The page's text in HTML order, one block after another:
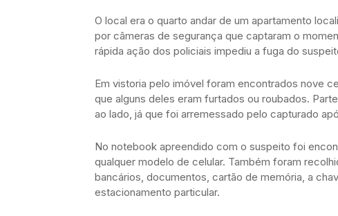
O local era o quarto andar de um apartamento
por câmeras de segurança que captaram o
rápida ação dos policiais impediu a fuga do
Em vistoria pelo imóvel foram encontrados nove
que alguns deles eram furtados ou roubados.
ao lado, já que foi arremessado pelo capturado
No notebook apreendido com o suspeito foi
qualquer modelo de celular. Também foram
bancários, documentos, cartão de memória, a
estacionamento particular.